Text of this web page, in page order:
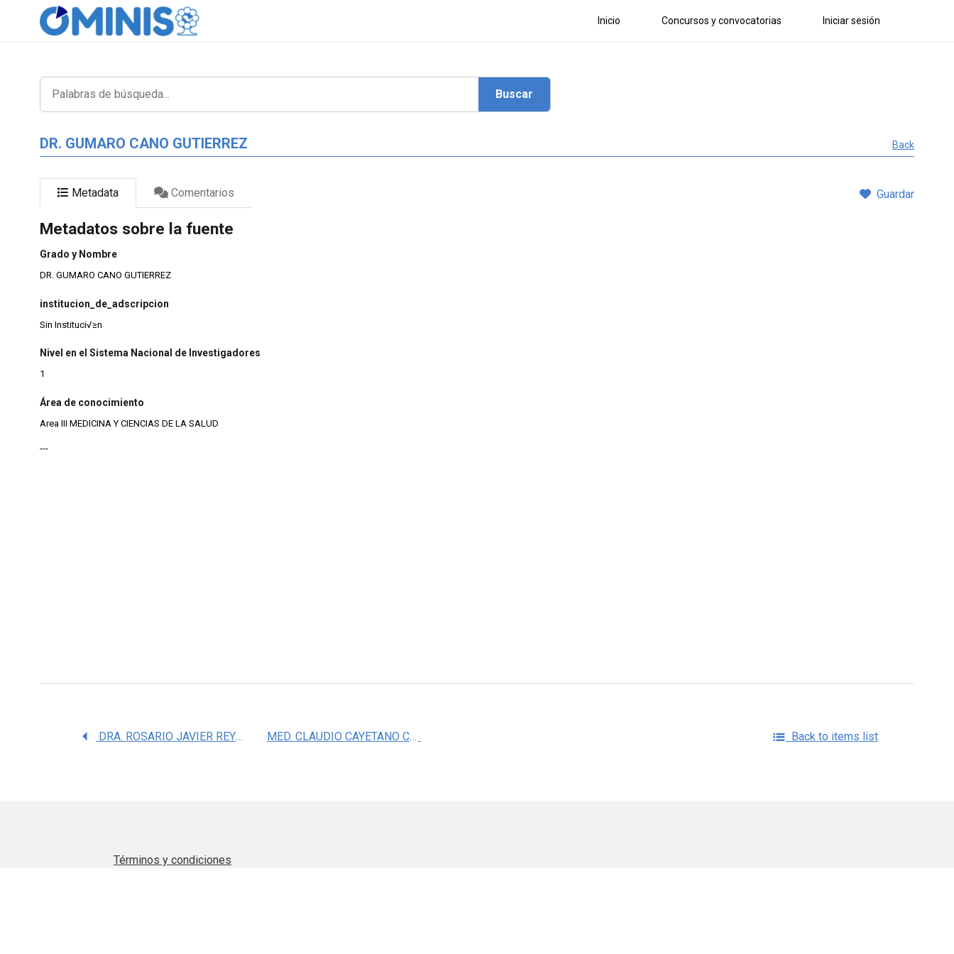
Inicio Concursos y convocatorias Iniciar sesión
DR. GUMARO CANO GUTIERREZ Back
Metadata Comentarios Guardar
Metadatos sobre la fuente
Grado y Nombre
DR. GUMARO CANO GUTIERREZ
institucion_de_adscripcion
Sin Instituci√≥n
Nivel en el Sistema Nacional de Investigadores
1
Área de conocimiento
Area III MEDICINA Y CIENCIAS DE LA SALUD
---
DRA. ROSARIO JAVIER REYNA MED. CLAUDIO CAYETANO CASTILLO MARTINEZ Back to items list
Términos y condiciones